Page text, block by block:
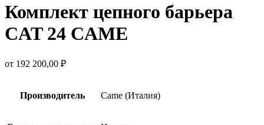
Комплект цепного барьера
CAT 24 CAME
от 192 200,00 ₽
Производитель Came (Италия)